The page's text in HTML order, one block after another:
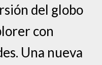
del globo
con
Una nueva